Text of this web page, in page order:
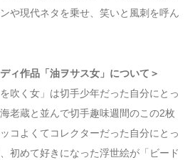
や現代ネタを乗せ、笑いと風刺を呼ん
ィ作品「油ヲサス女」について＞
吹く女」は切手少年だった自分にとっ
老蔵と並んで切手趣味週間のこの2枚
コよくてコレクターだった自分にとっ
初めて好きになった浮世絵が「ビード